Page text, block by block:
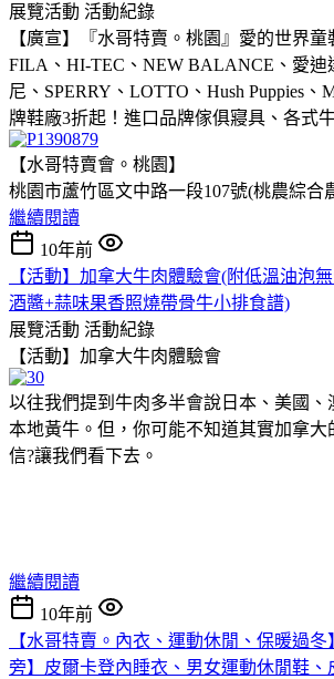
展覽活動 活動紀錄
【廣宣】『水哥特賣。桃園』愛的世界童
FILA、HI-TEC、NEW BALANCE、愛迪
尼、SPERRY、LOTTO、Hush Puppies、
牌鞋廠3折起！進口品牌傢俱寢具、各式
【水哥特賣會。桃園】
桃園市蘆竹區文中路一段107號(桃農綜合
繼續閱讀
10年前
【活動】加拿大牛肉體驗會(附低溫油泡
酒醬+蒜味果香照燒帶骨牛小排食譜)
展覽活動 活動紀錄
【活動】加拿大牛肉體驗會
以往我們提到牛肉多半會說日本、美國、
本地黃牛。但，你可能不知道其實加拿大
信?讓我們看下去。
繼續閱讀
10年前
【水哥特賣。內衣、運動休閒、保暖過
旁】皮爾卡登內睡衣、男女運動休閒鞋、